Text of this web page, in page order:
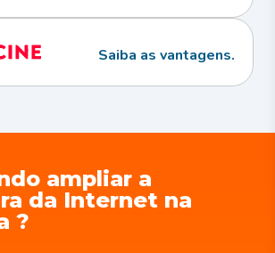
Saiba as vantagens.
ampliar a
da Internet na
?